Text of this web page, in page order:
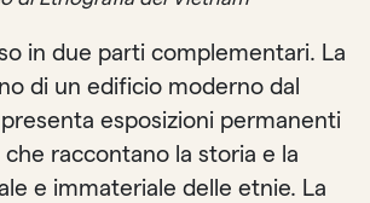
in due parti complementari. La
di un edificio moderno dal
esposizioni permanenti
raccontano la storia e la
e immateriale delle etnie. La